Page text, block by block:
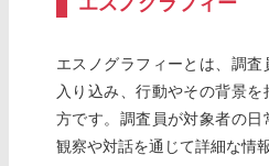
エスノグラフィーとは、調査
入り込み、行動やその背景
方です。調査員が対象者の日
観察や対話を通じて詳細な情